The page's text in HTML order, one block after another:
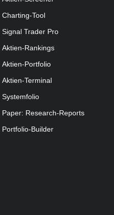
Charting-Tool
Signal Trader Pro
Aktien-Rankings
Aktien-Portfolio
Aktien-Terminal
Systemfolio
Paper: Research-Reports
Portfolio-Builder